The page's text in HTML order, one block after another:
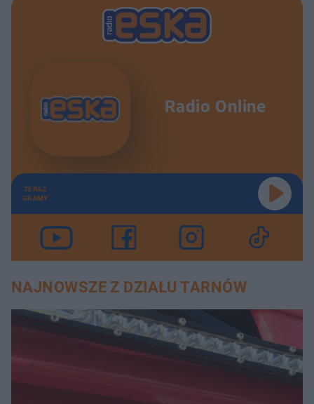
Radio Online
TERAZ
GRAMY
NAJNOWSZE Z DZIAŁU TARNÓW